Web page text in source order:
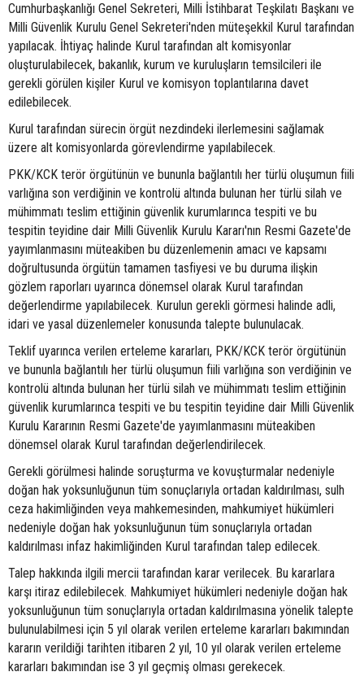
Cumhurbaşkanlığı Genel Sekreteri, Milli İstihbarat Teşkilatı Başkanı ve
Milli Güvenlik Kurulu Genel Sekreteri'nden müteşekkil Kurul tarafından
yapılacak. İhtiyaç halinde Kurul tarafından alt komisyonlar
oluşturulabilecek, bakanlık, kurum ve kuruluşların temsilcileri ile
gerekli görülen kişiler Kurul ve komisyon toplantılarına davet
edilebilecek.
Kurul tarafından sürecin örgüt nezdindeki ilerlemesini sağlamak
üzere alt komisyonlarda görevlendirme yapılabilecek.
PKK/KCK terör örgütünün ve bununla bağlantılı her türlü oluşumun fiili
varlığına son verdiğinin ve kontrolü altında bulunan her türlü silah ve
mühimmatı teslim ettiğinin güvenlik kurumlarınca tespiti ve bu
tespitin teyidine dair Milli Güvenlik Kurulu Kararı'nın Resmi Gazete'de
yayımlanmasını müteakiben bu düzenlemenin amacı ve kapsamı
doğrultusunda örgütün tamamen tasfiyesi ve bu duruma ilişkin
gözlem raporları uyarınca dönemsel olarak Kurul tarafından
değerlendirme yapılabilecek. Kurulun gerekli görmesi halinde adli,
idari ve yasal düzenlemeler konusunda talepte bulunulacak.
Teklif uyarınca verilen erteleme kararları, PKK/KCK terör örgütünün
ve bununla bağlantılı her türlü oluşumun fiili varlığına son verdiğinin ve
kontrolü altında bulunan her türlü silah ve mühimmatı teslim ettiğinin
güvenlik kurumlarınca tespiti ve bu tespitin teyidine dair Milli Güvenlik
Kurulu Kararının Resmi Gazete'de yayımlanmasını müteakiben
dönemsel olarak Kurul tarafından değerlendirilecek.
Gerekli görülmesi halinde soruşturma ve kovuşturmalar nedeniyle
doğan hak yoksunluğunun tüm sonuçlarıyla ortadan kaldırılması, sulh
ceza hakimliğinden veya mahkemesinden, mahkumiyet hükümleri
nedeniyle doğan hak yoksunluğunun tüm sonuçlarıyla ortadan
kaldırılması infaz hakimliğinden Kurul tarafından talep edilecek.
Talep hakkında ilgili mercii tarafından karar verilecek. Bu kararlara
karşı itiraz edilebilecek. Mahkumiyet hükümleri nedeniyle doğan hak
yoksunluğunun tüm sonuçlarıyla ortadan kaldırılmasına yönelik talepte
bulunulabilmesi için 5 yıl olarak verilen erteleme kararları bakımından
kararın verildiği tarihten itibaren 2 yıl, 10 yıl olarak verilen erteleme
kararları bakımından ise 3 yıl geçmiş olması gerekecek.